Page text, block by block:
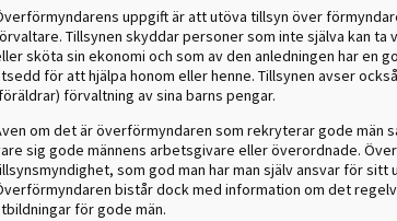
uppgift är att utöva tillsyn över
Tillsynen skyddar personer som inte själva kan ta
sköta sin ekonomi och som av den anledningen har en
för att hjälpa honom eller henne. Tillsynen avser
förvaltning av sina barns pengar.
om det är överförmyndaren som rekryterar gode män
sig gode männens arbetsgivare eller överordnade.
som god man har man själv ansvar för sitt
bistår dock med information om det
för gode män.